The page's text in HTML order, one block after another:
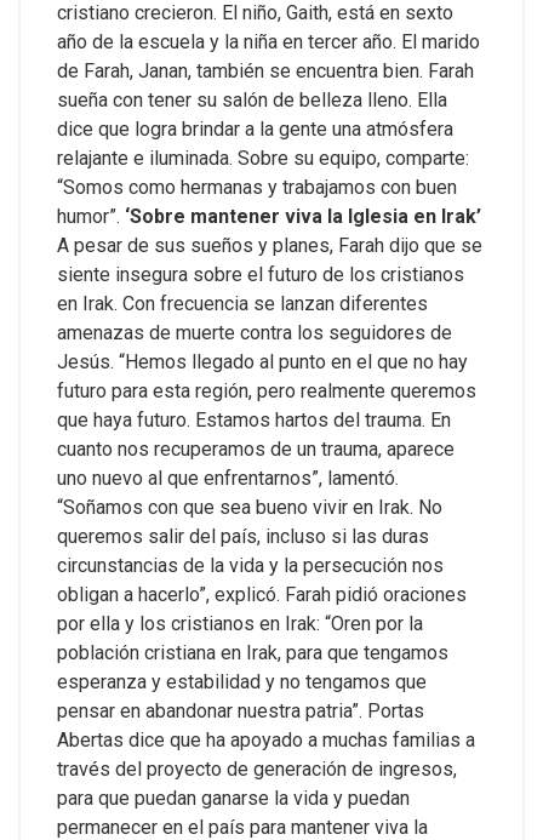
cristiano crecieron. El niño, Gaith, está en sexto
año de la escuela y la niña en tercer año. El marido
de Farah, Janan, también se encuentra bien. Farah
sueña con tener su salón de belleza lleno. Ella
dice que logra brindar a la gente una atmósfera
relajante e iluminada. Sobre su equipo, comparte:
“Somos como hermanas y trabajamos con buen
humor”. ‘Sobre mantener viva la Iglesia en Irak’
A pesar de sus sueños y planes, Farah dijo que se
siente insegura sobre el futuro de los cristianos
en Irak. Con frecuencia se lanzan diferentes
amenazas de muerte contra los seguidores de
Jesús. “Hemos llegado al punto en el que no hay
futuro para esta región, pero realmente queremos
que haya futuro. Estamos hartos del trauma. En
cuanto nos recuperamos de un trauma, aparece
uno nuevo al que enfrentarnos”, lamentó.
“Soñamos con que sea bueno vivir en Irak. No
queremos salir del país, incluso si las duras
circunstancias de la vida y la persecución nos
obligan a hacerlo”, explicó. Farah pidió oraciones
por ella y los cristianos en Irak: “Oren por la
población cristiana en Irak, para que tengamos
esperanza y estabilidad y no tengamos que
pensar en abandonar nuestra patria”. Portas
Abertas dice que ha apoyado a muchas familias a
través del proyecto de generación de ingresos,
para que puedan ganarse la vida y puedan
permanecer en el país para mantener viva la